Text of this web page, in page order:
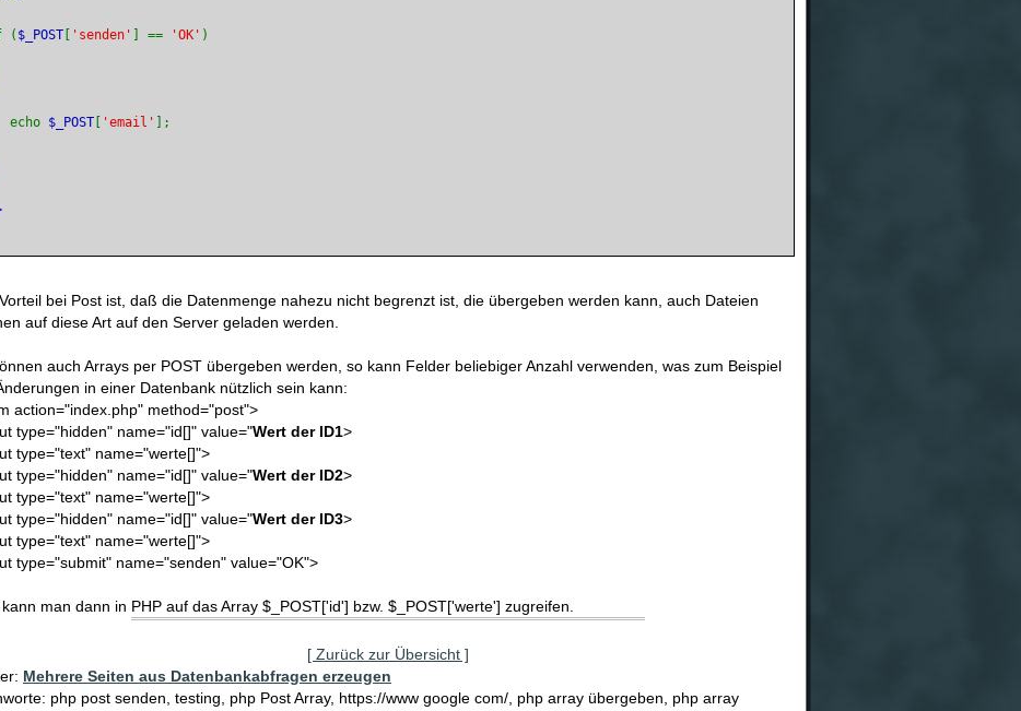
( $_POST 'senden' ] == 'OK'
$_POST 'email'
bei Post ist, daß die Datenmenge nahezu nicht begrenzt ist, die übergeben werden kann, auch Dateien
auf diese Art auf den Server geladen werden.
auch Arrays per POST übergeben werden, so kann Felder beliebiger Anzahl verwenden, was zum Beispiel
in einer Datenbank nützlich sein kann:
action="index.php" method="post">
type="hidden" name="id[]" value="Wert der ID1>
type="text" name="werte[]">
type="hidden" name="id[]" value="Wert der ID2>
type="text" name="werte[]">
type="hidden" name="id[]" value="Wert der ID3>
type="text" name="werte[]">
type="submit" name="senden" value="OK">
man dann in PHP auf das Array $_POST['id'] bzw. $_POST['werte'] zugreifen.
[ Zurück zur Übersicht ]
Mehrere Seiten aus Datenbankabfragen erzeugen
php post senden, testing, php Post Array, https://www google com/, php array übergeben, php array